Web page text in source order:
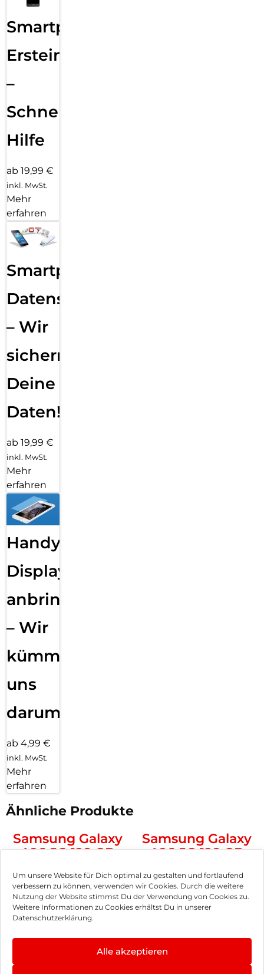
Um unsere Website für Dich optimal zu gestalten und fortlaufend
verbessern zu können, verwenden wir Cookies. Durch die weitere
Nutzung der Website stimmst Du der Verwendung von Cookies zu.
Weitere Informationen zu Cookies erhältst Du in unserer
Datenschutzerklärung.
Alle akzeptieren
Smartphone
Ersteinrichtung
–
Schnelle
Hilfe
ab 19,99 €
inkl. MwSt.
Mehr
erfahren
Smartphone
Datensicherung
– Wir
sichern
Deine
Daten!
ab 19,99 €
inkl. MwSt.
Mehr
erfahren
Handy
Displayfolie
anbringen
– Wir
kümmern
uns
darum!
ab 4,99 €
inkl. MwSt.
Mehr
erfahren
Ähnliche Produkte
Samsung Galaxy
A26 5G 128 GB
242,90€
inkl. MwSt.
Samsung Galaxy
A26 5G 128 GB
290,90€
inkl. MwSt.
Samsung Galaxy
Samsung Galaxy
Shadow
692,90